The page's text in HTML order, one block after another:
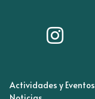
Actividades y Eventos